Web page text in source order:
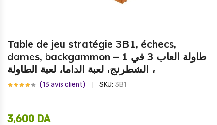
Table de jeu stratégie 3B1, échecs,
dames, backgammon – طاولة العاب 3 في 1
، الشطرنج، لعبة الداما، لعبة الطاولة
(13 avis client) SKU: 3B1
3,600 DA